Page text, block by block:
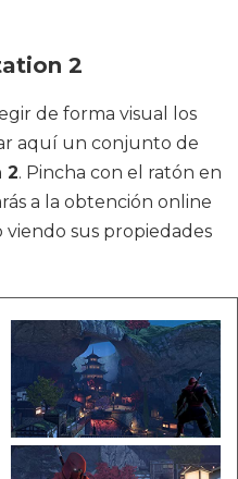
2
de forma visual los
aquí un conjunto de
2. Pincha con el ratón en
a la obtención online
sus propiedades